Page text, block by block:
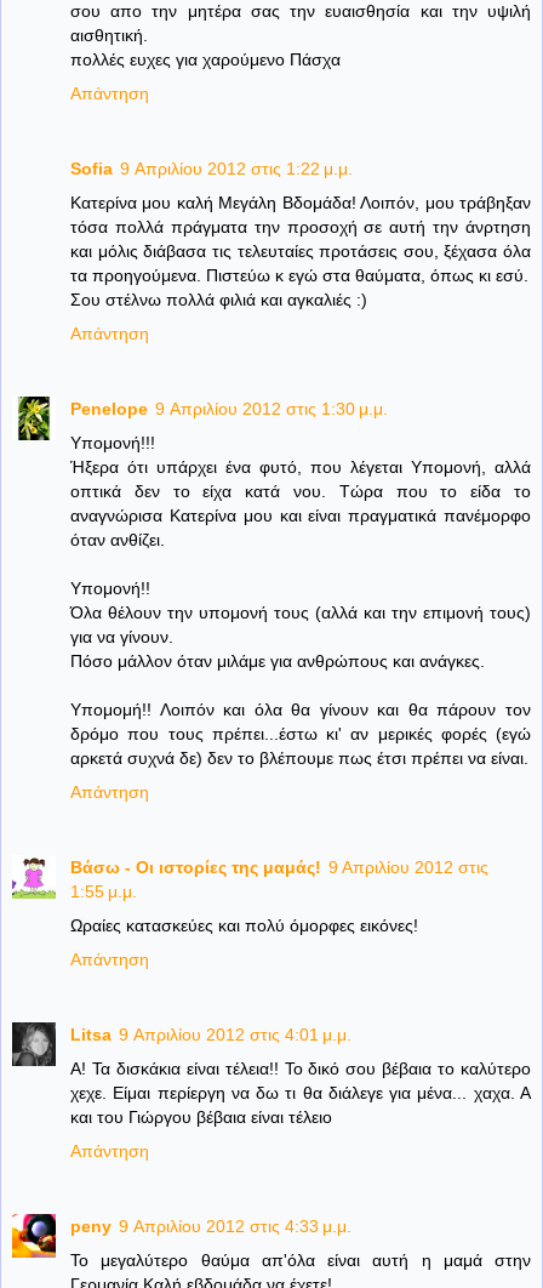
σου απο την μητέρα σας την ευαισθησία και την υψιλή
αισθητική.
πολλές ευχες για χαρούμενο Πάσχα
Απάντηση
Sofia 9 Απριλίου 2012 στις 1:22 μ.μ.
Κατερίνα μου καλή Μεγάλη Βδομάδα! Λοιπόν, μου τράβηξαν
τόσα πολλά πράγματα την προσοχή σε αυτή την άνρτηση
και μόλις διάβασα τις τελευταίες προτάσεις σου, ξέχασα όλα
τα προηγούμενα. Πιστεύω κ εγώ στα θαύματα, όπως κι εσύ.
Σου στέλνω πολλά φιλιά και αγκαλιές :)
Απάντηση
Penelope 9 Απριλίου 2012 στις 1:30 μ.μ.
Υπομονή!!!
Ήξερα ότι υπάρχει ένα φυτό, που λέγεται Υπομονή, αλλά
οπτικά δεν το είχα κατά νου. Τώρα που το είδα το
αναγνώρισα Κατερίνα μου και είναι πραγματικά πανέμορφο
όταν ανθίζει.
Υπομονή!!
Όλα θέλουν την υπομονή τους (αλλά και την επιμονή τους)
για να γίνουν.
Πόσο μάλλον όταν μιλάμε για ανθρώπους και ανάγκες.
Υπομομή!! Λοιπόν και όλα θα γίνουν και θα πάρουν τον
δρόμο που τους πρέπει...έστω κι' αν μερικές φορές (εγώ
αρκετά συχνά δε) δεν το βλέπουμε πως έτσι πρέπει να είναι.
Απάντηση
Βάσω - Οι ιστορίες της μαμάς! 9 Απριλίου 2012 στις
1:55 μ.μ.
Ωραίες κατασκεύες και πολύ όμορφες εικόνες!
Απάντηση
Litsa 9 Απριλίου 2012 στις 4:01 μ.μ.
Α! Τα δισκάκια είναι τέλεια!! Το δικό σου βέβαια το καλύτερο
χεχε. Είμαι περίεργη να δω τι θα διάλεγε για μένα... χαχα. Α
και του Γιώργου βέβαια είναι τέλειο
Απάντηση
peny 9 Απριλίου 2012 στις 4:33 μ.μ.
Το μεγαλύτερο θαύμα απ'όλα είναι αυτή η μαμά στην